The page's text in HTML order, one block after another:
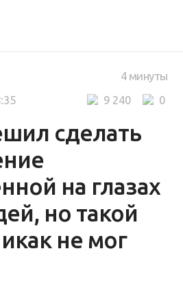
сделать
на глазах
но такой
не мог
4 минуты
0
9 240